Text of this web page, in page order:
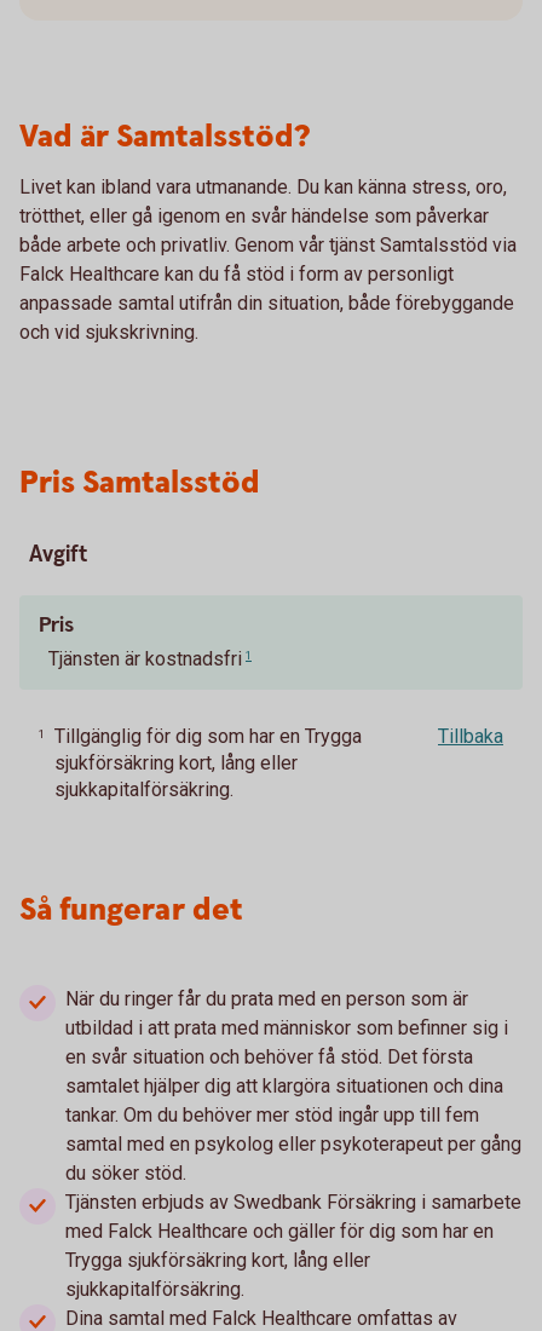
Vad är Samtalsstöd?
Livet kan ibland vara utmanande. Du kan känna stress, oro,
trötthet, eller gå igenom en svår händelse som påverkar
både arbete och privatliv. Genom vår tjänst Samtalsstöd via
Falck Healthcare kan du få stöd i form av personligt
anpassade samtal utifrån din situation, både förebyggande
och vid sjukskrivning.
Pris Samtalsstöd
Avgift
Pris
Tjänsten är kostnadsfri 1
1
Tillgänglig för dig som har en Trygga
sjukförsäkring kort, lång eller
sjukkapitalförsäkring.
Tillbaka
Så fungerar det
När du ringer får du prata med en person som är
utbildad i att prata med människor som befinner sig i
en svår situation och behöver få stöd. Det första
samtalet hjälper dig att klargöra situationen och dina
tankar. Om du behöver mer stöd ingår upp till fem
samtal med en psykolog eller psykoterapeut per gång
du söker stöd.
Tjänsten erbjuds av Swedbank Försäkring i samarbete
med Falck Healthcare och gäller för dig som har en
Trygga sjukförsäkring kort, lång eller
sjukkapitalförsäkring.
Dina samtal med Falck Healthcare omfattas av